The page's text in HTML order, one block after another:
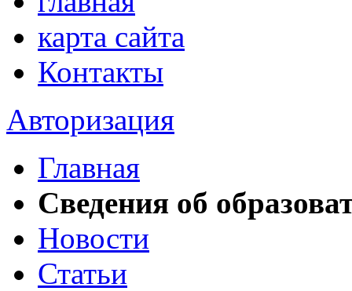
карта сайта
Контакты
Авторизация
Главная
Сведения об
Новости
Статьи